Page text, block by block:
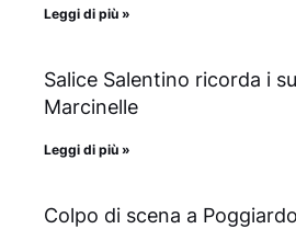
Leggi di più »
Salice Salentino ricorda i
Marcinelle
Leggi di più »
Colpo di scena a